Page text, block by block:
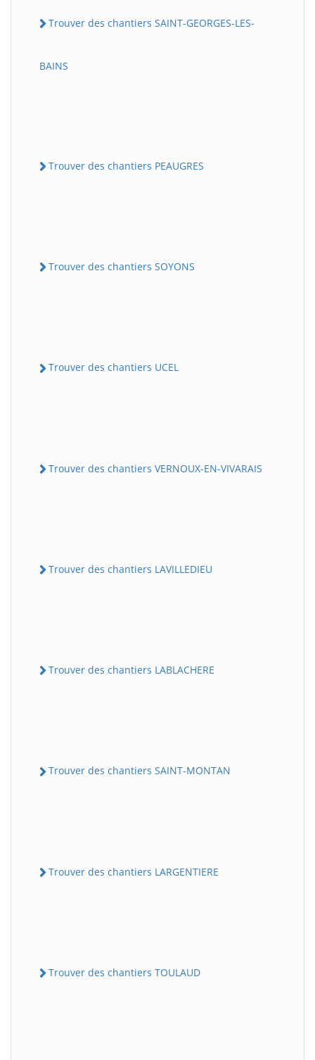
Trouver des chantiers SAINT-GEORGES-LES-
BAINS
Trouver des chantiers PEAUGRES
Trouver des chantiers SOYONS
Trouver des chantiers UCEL
Trouver des chantiers VERNOUX-EN-VIVARAIS
Trouver des chantiers LAVILLEDIEU
Trouver des chantiers LABLACHERE
Trouver des chantiers SAINT-MONTAN
Trouver des chantiers LARGENTIERE
Trouver des chantiers TOULAUD